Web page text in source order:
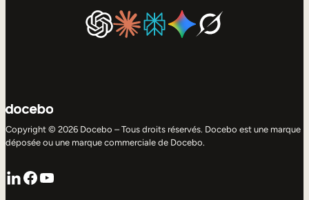
Copyright © 2026 Docebo – Tous droits réservés. Docebo est une marque
déposée ou une marque commerciale de Docebo.
LinkedIn
Facebook
YouTube